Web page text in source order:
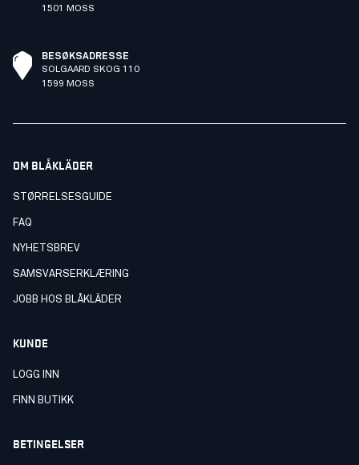
1501 MOSS
BESØKSADRESSE
SOLGAARD SKOG 110
1599 MOSS
OM BLÅKLÄDER
STØRRELSESGUIDE
FAQ
NYHETSBREV
SAMSVARSERKLÆRING
JOBB HOS BLÅKLÄDER
KUNDE
LOGG INN
FINN BUTIKK
BETINGELSER